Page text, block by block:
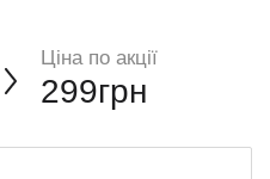
Ціна по акції
299грн